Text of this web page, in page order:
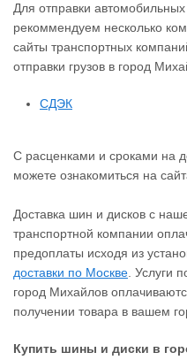
Для отправки
рекоммендуем несколько
сайты транспортных
отправки грузов в город
СДЭК
С расценками и сроками на
можете ознакомиться на
Доставка шин и дисков с
транспортной компании
предоплаты исходя из
доставки по Москве . Услуги
город Михайлов
получении товара в вашем
Купить шины и диски в